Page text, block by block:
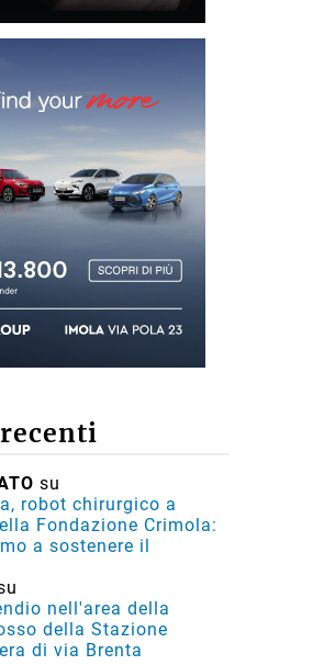
su
robot chirurgico a
Fondazione Crimola:
a sostenere il
nell'area della
della Stazione
di via Brenta